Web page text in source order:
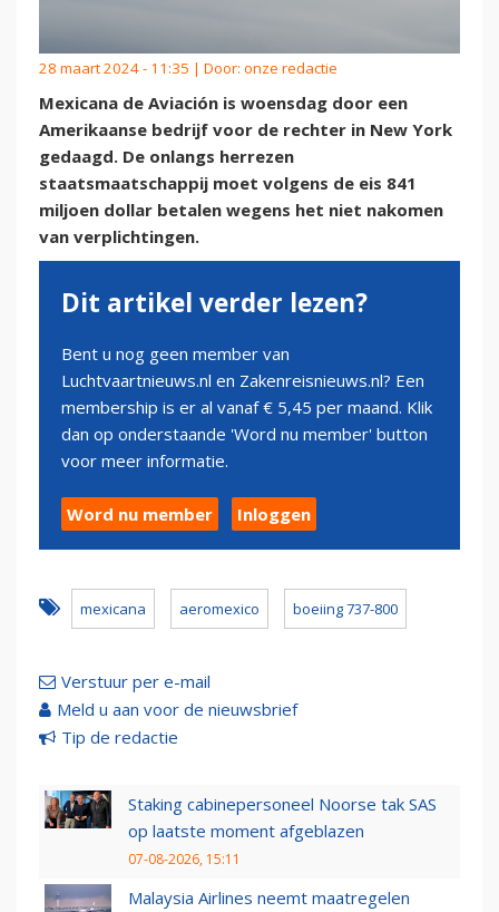
28 maart 2024 - 11:35 | Door: onze redactie
Mexicana de Aviación is woensdag door een
Amerikaanse bedrijf voor de rechter in New York
gedaagd. De onlangs herrezen
staatsmaatschappij moet volgens de eis 841
miljoen dollar betalen wegens het niet nakomen
van verplichtingen.
Dit artikel verder lezen?
Bent u nog geen member van
Luchtvaartnieuws.nl en Zakenreisnieuws.nl? Een
membership is er al vanaf € 5,45 per maand. Klik
dan op onderstaande 'Word nu member' button
voor meer informatie.
Word nu member Inloggen
mexicana aeromexico boeiing 737-800
Verstuur per e-mail
Meld u aan voor de nieuwsbrief
Tip de redactie
Staking cabinepersoneel Noorse tak SAS
op laatste moment afgeblazen
07-08-2026, 15:11
Malaysia Airlines neemt maatregelen